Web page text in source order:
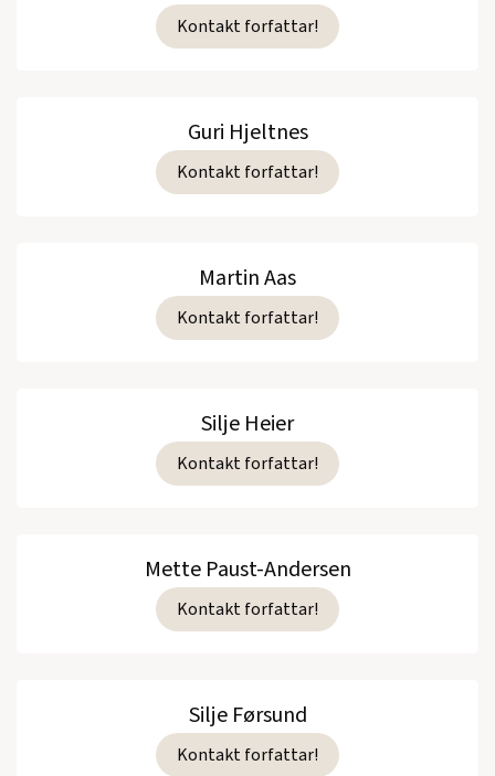
Kontakt forfattar!
Guri Hjeltnes
Kontakt forfattar!
Martin Aas
Kontakt forfattar!
Silje Heier
Kontakt forfattar!
Mette Paust-Andersen
Kontakt forfattar!
Silje Førsund
Kontakt forfattar!